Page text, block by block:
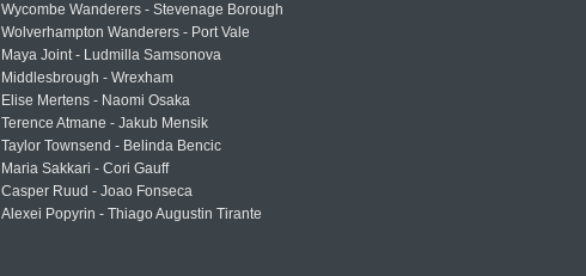
Wycombe Wanderers - Stevenage Borough
Wolverhampton Wanderers - Port Vale
Maya Joint - Ludmilla Samsonova
Middlesbrough - Wrexham
Elise Mertens - Naomi Osaka
Terence Atmane - Jakub Mensik
Taylor Townsend - Belinda Bencic
Maria Sakkari - Cori Gauff
Casper Ruud - Joao Fonseca
Alexei Popyrin - Thiago Augustin Tirante